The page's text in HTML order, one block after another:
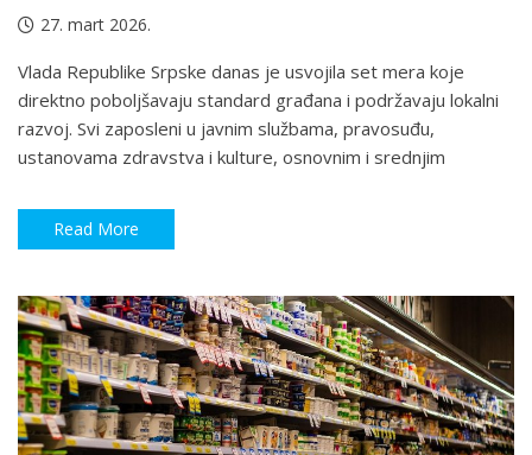
27. mart 2026.
Vlada Republike Srpske danas je usvojila set mera koje
direktno poboljšavaju standard građana i podržavaju lokalni
razvoj. Svi zaposleni u javnim službama, pravosuđu,
ustanovama zdravstva i kulture, osnovnim i srednjim
Read More